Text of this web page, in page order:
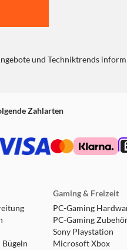
die
10
Kinder
und Techniktrends
Zahlarten
Bügeln
Gaming & Freizeit
PC-Gaming
PC-Gaming
Sony Playstation
Microsoft Xbox